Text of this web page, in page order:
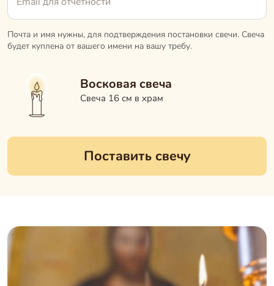
Почта и имя нужны, для подтверждения постановки свечи. Свеча
будет куплена от вашего имени на вашу требу.
Восковая свеча
Свеча 16 см в храм
Поставить свечу